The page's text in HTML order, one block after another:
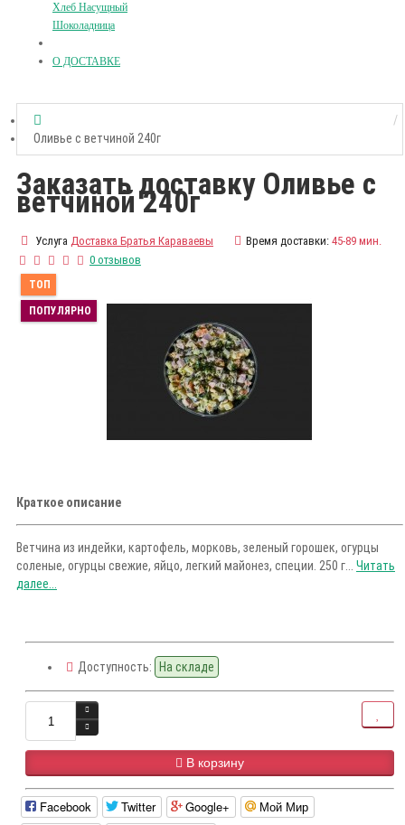
Хлеб Насущный
Шоколадница
О ДОСТАВКЕ
Оливье с ветчиной 240г
Заказать доставку Оливье с
ветчиной 240г
Услуга Доставка Братья Караваевы Время доставки: 45-89 мин.
0 отзывов
ТОП
ПОПУЛЯРНО
Краткое описание
Ветчина из индейки, картофель, морковь, зеленый горошек, огурцы
соленые, огурцы свежие, яйцо, легкий майонез, специи. 250 г... Читать
далее...
Доступность: На складе
В корзину
Facebook Twitter Google+ Мой Мир